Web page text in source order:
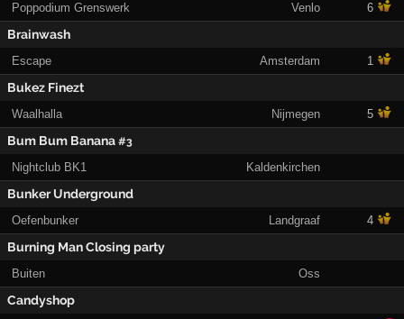
Poppodium Grenswerk Venlo 6
Brainwash
Escape Amsterdam 1
Bukez Finezt
Waalhalla Nijmegen 5
Bum Bum Banana#3
Nightclub BK1 Kaldenkirchen
Bunker Underground
Oefenbunker Landgraaf 4
Burning Man Closing party
Buiten Oss
Candyshop